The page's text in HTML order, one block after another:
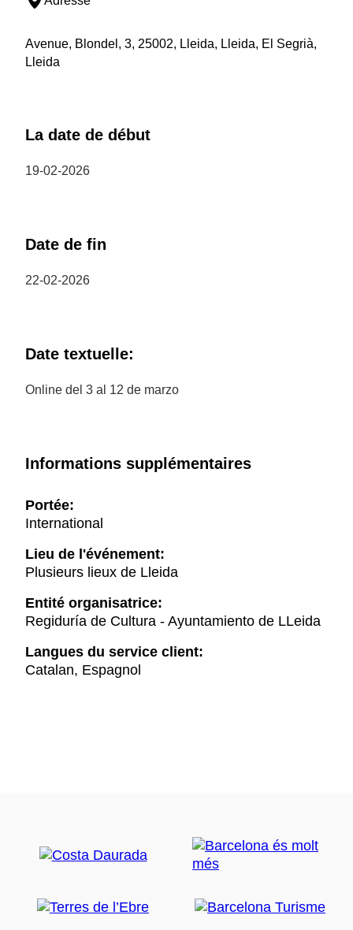
Avenue, Blondel, 3, 25002, Lleida, Lleida, El Segrià,
Lleida
La date de début
19-02-2026
Date de fin
22-02-2026
Date textuelle:
Online del 3 al 12 de marzo
Informations supplémentaires
Portée:
International
Lieu de l'événement:
Plusieurs lieux de Lleida
Entité organisatrice:
Regiduría de Cultura - Ayuntamiento de LLeida
Langues du service client:
Catalan, Espagnol